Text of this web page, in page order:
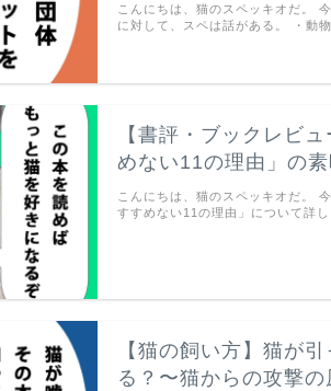
こんにちは、猫のスペッキオだ。
に対して、スペは話がある。 ・動
【書評・ブックレビ
めない11の理由」の素
こんにちは、猫のスペッキオだ。
すすめない11の理由」について詳
【猫の飼い方】猫が
る？〜猫からの攻撃